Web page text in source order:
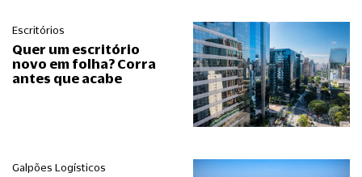
Escritórios
Quer um escritório
novo em folha? Corra
antes que acabe
Galpões Logísticos